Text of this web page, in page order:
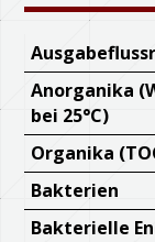
Anorganika
bei 25°C)
Organika
Bakterien
Bakterielle